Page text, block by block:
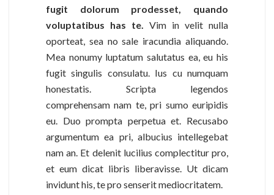
fugit dolorum prodesset, quando
voluptatibus has te. Vim in velit nulla
oporteat, sea no sale iracundia aliquando.
Mea nonumy luptatum salutatus ea, eu his
fugit singulis consulatu. Ius cu numquam
honestatis. Scripta legendos
comprehensam nam te, pri sumo euripidis
eu. Duo prompta perpetua et. Recusabo
argumentum ea pri, albucius intellegebat
nam an. Et delenit lucilius complectitur pro,
et eum dicat libris liberavisse. Ut dicam
invidunt his, te pro senserit mediocritatem.